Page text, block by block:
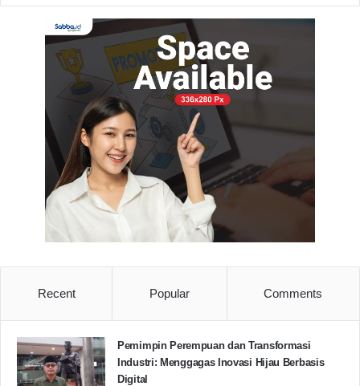
Recent Popular Comments
Pemimpin Perempuan dan Transformasi
Industri: Menggagas Inovasi Hijau Berbasis
Digital